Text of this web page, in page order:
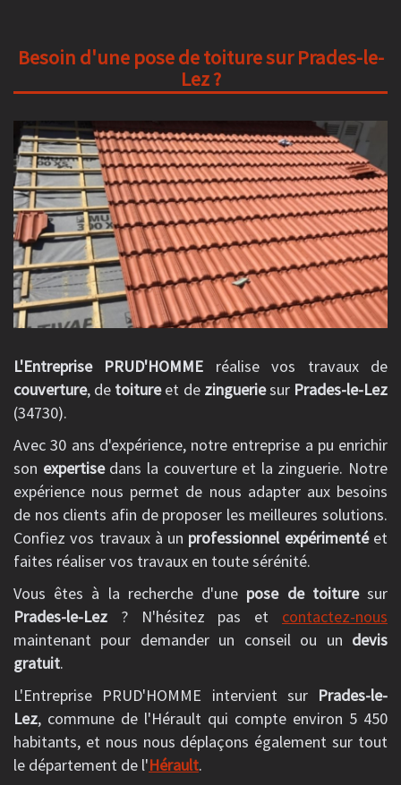
Besoin d'une pose de toiture sur Prades-le-
Lez ?
L'Entreprise PRUD'HOMME réalise vos travaux de
couverture, de toitureet de zingueriesur Prades-le-Lez
(34730).
Avec 30 ans d'expérience, notre entreprise a pu enrichir
son expertisedans la couverture et la zinguerie. Notre
expérience nous permet de nous adapter aux besoins
de nos clients afin de proposer les meilleures solutions.
Confiez vos travaux à un professionnel expérimentéet
faites réaliser vos travaux en toute sérénité.
Vous êtes à la recherche d'une pose de toituresur
Prades-le-Lez ? N'hésitez pas et contactez-nous
maintenant pour demander un conseil ou un devis
gratuit.
L'Entreprise PRUD'HOMME intervient sur Prades-le-
Lez, commune de l'Hérault qui compte environ 5 450
habitants, et nous nous déplaçons également sur tout
le département de l'Hérault.